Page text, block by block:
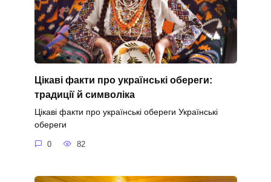
Цікаві факти про українські обереги:
традиції й символіка
Цікаві факти про українські обереги Українські
обереги
0 82